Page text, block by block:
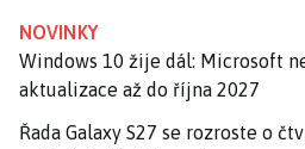
NOVINKY
Windows 10 žije dál: Microsoft
aktualizace až do října 2027
Řada Galaxy S27 se rozroste o